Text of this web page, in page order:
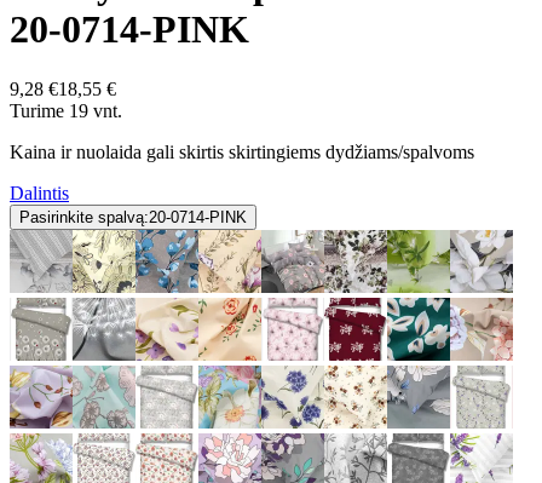
20-0714-PINK
9,28 €18,55 €
Turime 19 vnt.
Kaina ir nuolaida gali skirtis skirtingiems dydžiams/spalvoms
Dalintis
Pasirinkite spalvą:20-0714-PINK